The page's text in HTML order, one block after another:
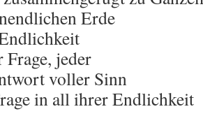
Erde
jeder
voller Sinn
in all ihrer Endlichkeit